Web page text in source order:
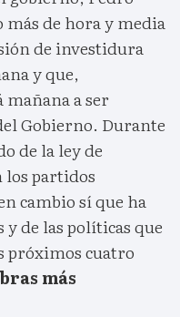
de hora y media
de investidura
y que,
a ser
Gobierno. Durante
de la ley de
los partidos
cambio sí que ha
y de las políticas que
próximos cuatro
más